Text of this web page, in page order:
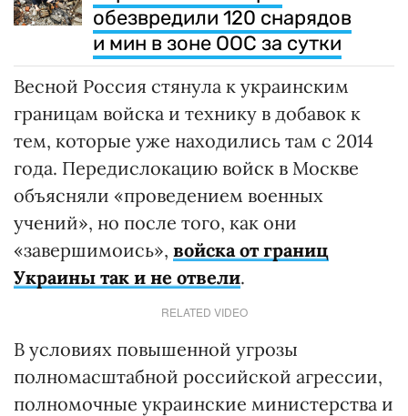
обезвредили 120 снарядов
и мин в зоне ООС за сутки
Весной Россия стянула к украинским
границам войска и технику в добавок к
тем, которые уже находились там с 2014
года. Передислокацию войск в Москве
объясняли «проведением военных
учений», но после того, как они
«завершимоись», войска от границ
Украины так и не отвели.
RELATED VIDEO
В условиях повышенной угрозы
полномасштабной российской агрессии,
полномочные украинские министерства и